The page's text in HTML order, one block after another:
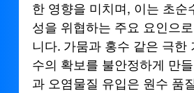
한 영향을 미치며, 이는 초순
성을 위협하는 주요 요인으
니다. 가뭄과 홍수 같은 극한
수의 확보를 불안정하게 만
과 오염물질 유입은 원수 품